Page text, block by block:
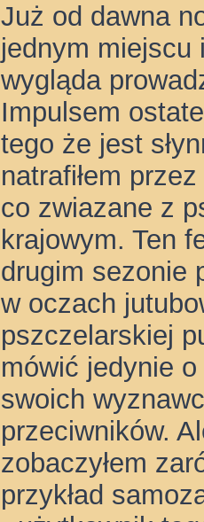
Już od dawna
jednym miejscu
wygląda
Impulsem
tego że jest
natrafiłem
co zwiazane z
krajowym. Ten
drugim sezonie
w oczach
pszczelarskiej
mówić jedynie
swoich
przeciwników.
zobaczyłem
przykład